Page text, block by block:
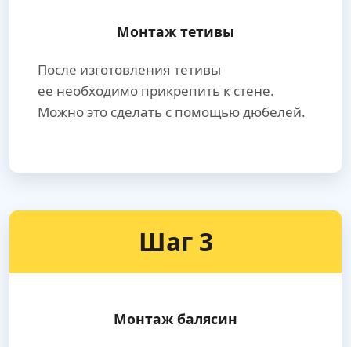
Монтаж тетивы
После изготовления тетивы
ее необходимо прикрепить к стене.
Можно это сделать с помощью дюбелей.
Шаг 3
Монтаж балясин